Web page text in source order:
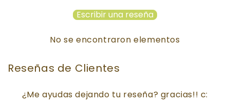
Escribir una reseña
No se encontraron elementos
Reseñas de Clientes
¿Me ayudas dejando tu reseña? gracias!! c: